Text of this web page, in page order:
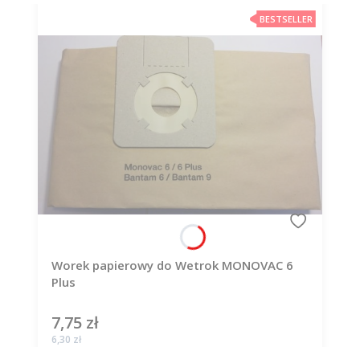
BESTSELLER
Worek papierowy do Wetrok MONOVAC 6
Plus
Cena
7,75 zł
Cena
6,30 zł